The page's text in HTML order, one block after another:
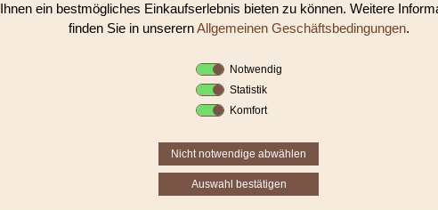
Sie befinden sich in folgender
gedrückte Perlen
Rechtecke, Würfel &
Ihnen ein bestmögliches Einkaufserlebnis bieten zu können. Weitere
finden Sie in unserernAllgemeinen Geschäftsbedingungen.
Notwendig
Statistik
Komfort
Nicht notwendige abwählen
Auswahl bestätigen